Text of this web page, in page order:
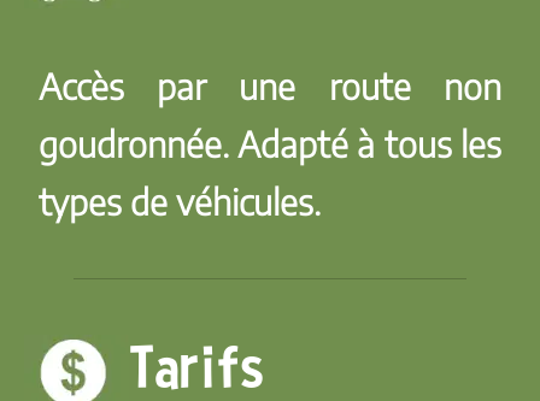
Accès par une route non
goudronnée. Adapté à tous les
types de véhicules.
Tarifs